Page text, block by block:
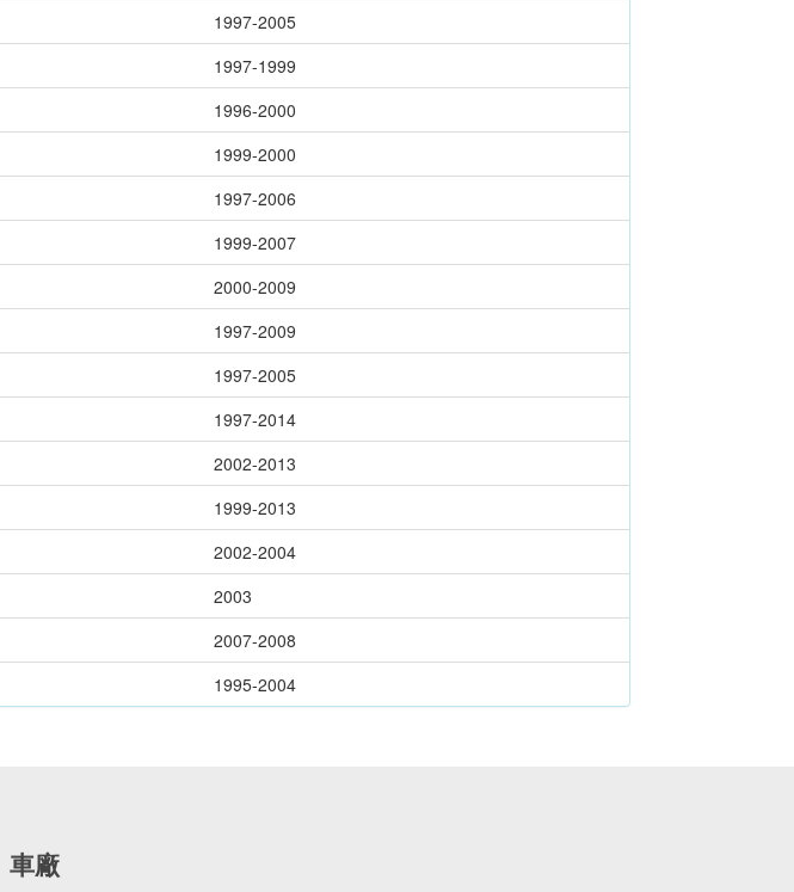
1997-2005
1997-1999
1996-2000
1999-2000
1997-2006
1999-2007
2000-2009
1997-2009
1997-2005
1997-2014
2002-2013
1999-2013
2002-2004
2003
2007-2008
1995-2004
車廠